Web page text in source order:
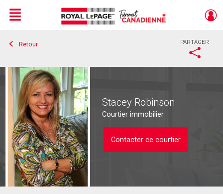
Live
En Direct
Menu
Retour PARTAGER
Stacey Robinson
Courtier immobilier
Contacter ce courtier